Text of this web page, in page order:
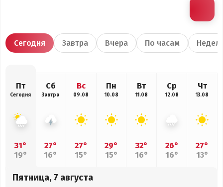
Сегодня Завтра Вчера По часам
Пт
Сегодня
31°
19°
Сб
Завтра
27°
16°
Вс
09.08
27°
15°
Пн
10.08
29°
15°
Вт
11.08
32°
16°
Ср
12.08
26°
16°
Чт
13.08
27°
13°
Пятница, 7 августа